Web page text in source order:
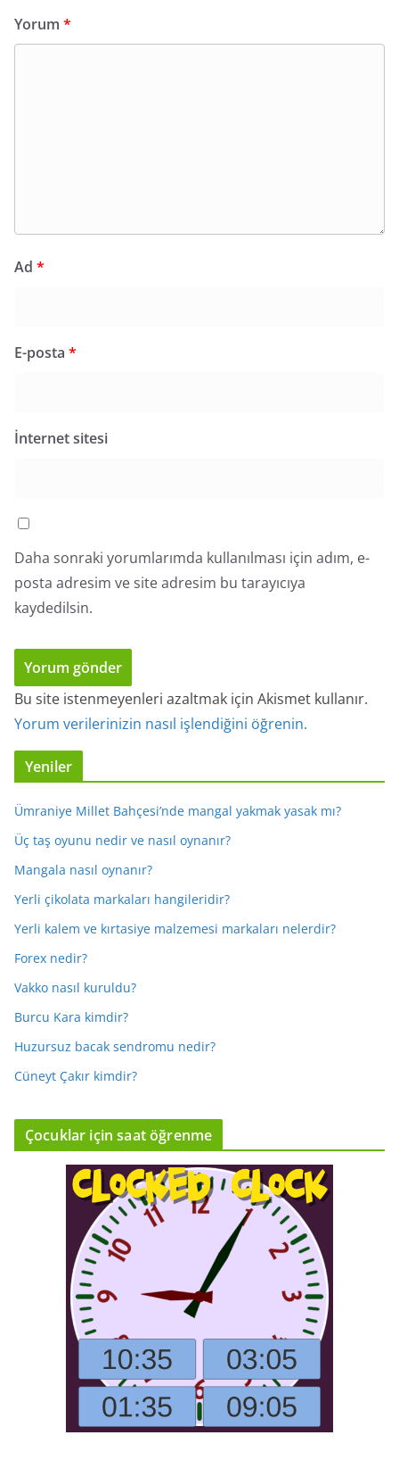
Yorum *
Ad *
E-posta *
İnternet sitesi
Daha sonraki yorumlarımda kullanılması için adım, e-
posta adresim ve site adresim bu tarayıcıya
kaydedilsin.
Bu site istenmeyenleri azaltmak için Akismet kullanır.
Yorum verilerinizin nasıl işlendiğini öğrenin.
Yeniler
Ümraniye Millet Bahçesi’nde mangal yakmak yasak mı?
Üç taş oyunu nedir ve nasıl oynanır?
Mangala nasıl oynanır?
Yerli çikolata markaları hangileridir?
Yerli kalem ve kırtasiye malzemesi markaları nelerdir?
Forex nedir?
Vakko nasıl kuruldu?
Burcu Kara kimdir?
Huzursuz bacak sendromu nedir?
Cüneyt Çakır kimdir?
Çocuklar için saat öğrenme